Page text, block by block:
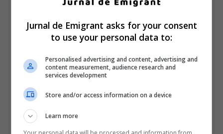
Jurnal de Emigrant asks for your consent
to use your personal data to:
Personalised advertising and content, advertising and
content measurement, audience research and
services development
Store and/or access information on a device
Learn more